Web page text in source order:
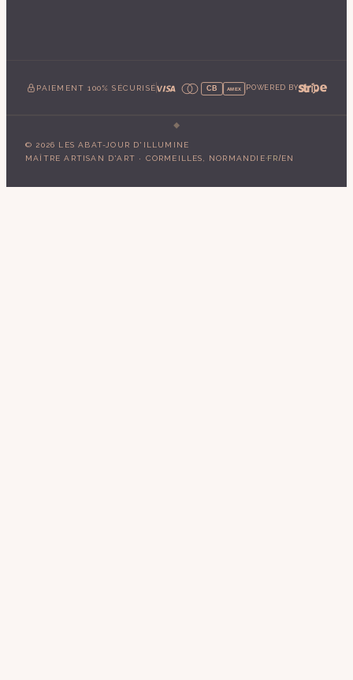
PAIEMENT 100% SÉCURISÉ CB AMEX POWERED BY
© 2026 LES ABAT-JOUR D'ILLUMINE
MAÎTRE ARTISAN D'ART · CORMEILLES, NORMANDIE·FR/EN